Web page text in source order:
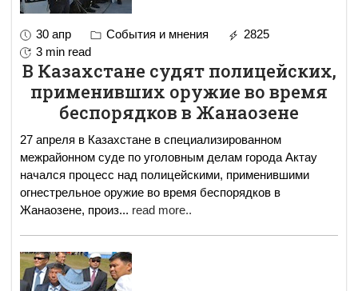
30 апр События и мнения
2825
3 min read
В Казахстане судят полицейских,
применивших оружие во время
беспорядков в Жанаозене
27 апреля в Казахстане в специализированном
межрайонном суде по уголовным делам города Актау
начался процесс над полицейскими, применившими
огнестрельное оружие во время беспорядков в
Жанаозене, произ... read more..